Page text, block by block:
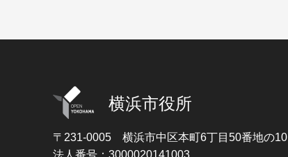
横浜市役所
〒231-0005 横浜市中区本町6丁目50番地の10
法人番号：3000020141003